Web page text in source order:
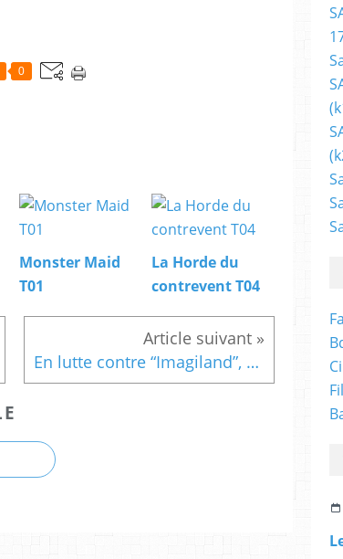
0
Monster Maid
T01
La Horde du
contrevent T04
En lutte contre “Imagiland”, symbole de l’ancien monde